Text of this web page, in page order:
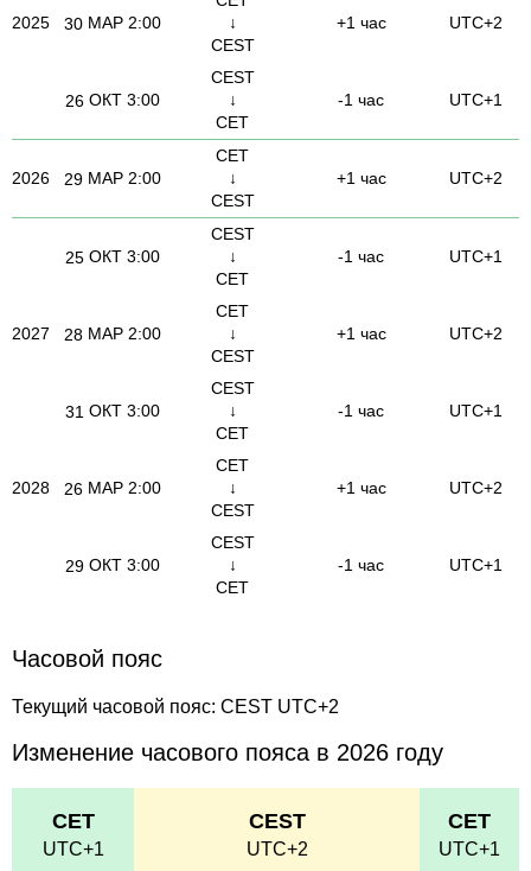
2025 30 МАР 2:00
↓
CEST
+1 час UTC+2
26 ОКТ 3:00
CEST
↓
CET
-1 час UTC+1
2026 29 МАР 2:00
CET
↓
CEST
+1 час UTC+2
25 ОКТ 3:00
CEST
↓
CET
-1 час UTC+1
2027 28 МАР 2:00
CET
↓
CEST
+1 час UTC+2
31 ОКТ 3:00
CEST
↓
CET
-1 час UTC+1
2028 26 МАР 2:00
CET
↓
CEST
+1 час UTC+2
29 ОКТ 3:00
CEST
↓
CET
-1 час UTC+1
Часовой пояс
Текущий часовой пояс: CEST UTC+2
Изменение часового пояса в 2026 году
CET
UTC+1
CEST
UTC+2
CET
UTC+1